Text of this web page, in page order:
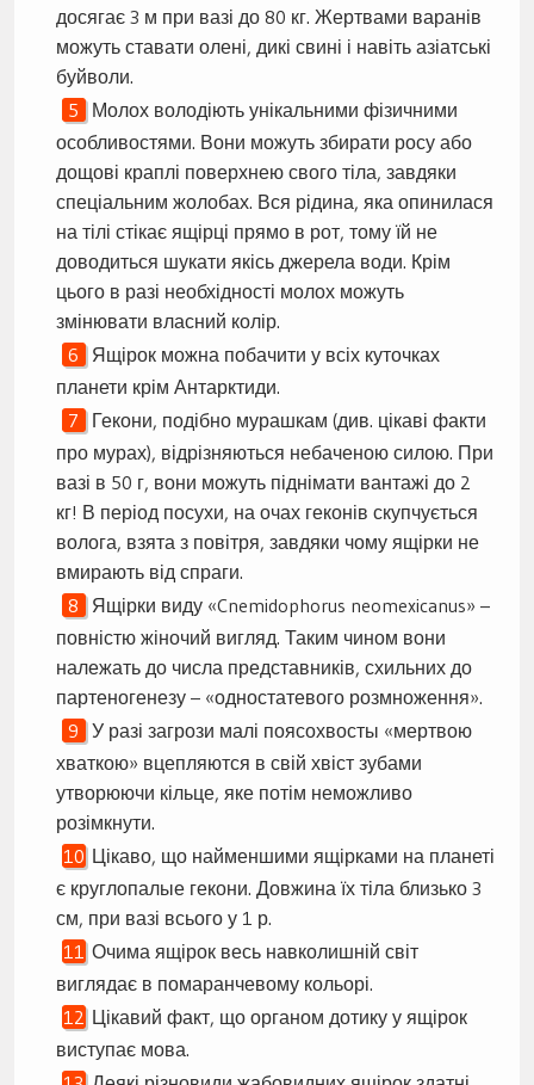
досягає 3 м при вазі до 80 кг. Жертвами варанів
можуть ставати олені, дикі свині і навіть азіатські
буйволи.
Молох володіють унікальними фізичними
особливостями. Вони можуть збирати росу або
дощові краплі поверхнею свого тіла, завдяки
спеціальним жолобах. Вся рідина, яка опинилася
на тілі стікає ящірці прямо в рот, тому їй не
доводиться шукати якісь джерела води. Крім
цього в разі необхідності молох можуть
змінювати власний колір.
Ящірок можна побачити у всіх куточках
планети крім Антарктиди.
Гекони, подібно мурашкам (див. цікаві факти
про мурах), відрізняються небаченою силою. При
вазі в 50 г, вони можуть піднімати вантажі до 2
кг! В період посухи, на очах геконів скупчується
волога, взята з повітря, завдяки чому ящірки не
вмирають від спраги.
Ящірки виду «Cnemidophorus neomexicanus» –
повністю жіночий вигляд. Таким чином вони
належать до числа представників, схильних до
партеногенезу – «одностатевого розмноження».
У разі загрози малі поясохвосты «мертвою
хваткою» вцепляются в свій хвіст зубами
утворюючи кільце, яке потім неможливо
розімкнути.
Цікаво, що найменшими ящірками на планеті
є круглопалые гекони. Довжина їх тіла близько 3
см, при вазі всього у 1 р.
Очима ящірок весь навколишній світ
виглядає в помаранчевому кольорі.
Цікавий факт, що органом дотику у ящірок
виступає мова.